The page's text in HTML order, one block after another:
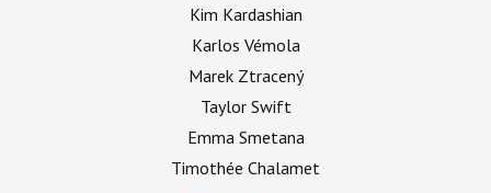
Kim Kardashian
Karlos Vémola
Marek Ztracený
Taylor Swift
Emma Smetana
Timothée Chalamet